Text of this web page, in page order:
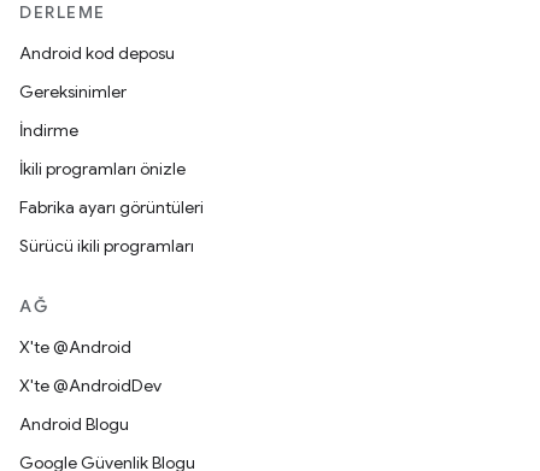
DERLEME
Android kod deposu
Gereksinimler
İndirme
İkili programları önizle
Fabrika ayarı görüntüleri
Sürücü ikili programları
AĞ
X'te @Android
X'te @AndroidDev
Android Blogu
Google Güvenlik Blogu